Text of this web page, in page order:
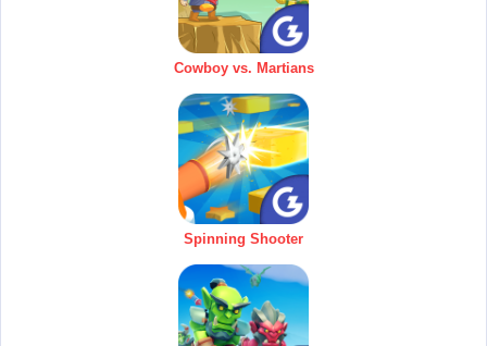
Cowboy vs. Martians
Spinning Shooter